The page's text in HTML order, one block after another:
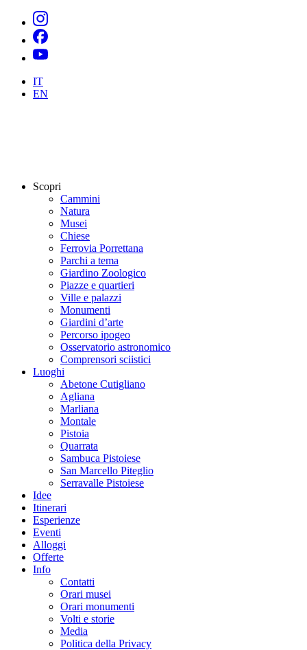
IT
EN
Scopri
Cammini
Natura
Musei
Chiese
Ferrovia Porrettana
Parchi a tema
Giardino Zoologico
Piazze e quartieri
Ville e palazzi
Monumenti
Giardini d’arte
Percorso ipogeo
Osservatorio astronomico
Comprensori sciistici
Luoghi
Abetone Cutigliano
Agliana
Marliana
Montale
Pistoia
Quarrata
Sambuca Pistoiese
San Marcello Piteglio
Serravalle Pistoiese
Idee
Itinerari
Esperienze
Eventi
Alloggi
Offerte
Info
Contatti
Orari musei
Orari monumenti
Volti e storie
Media
Politica della Privacy